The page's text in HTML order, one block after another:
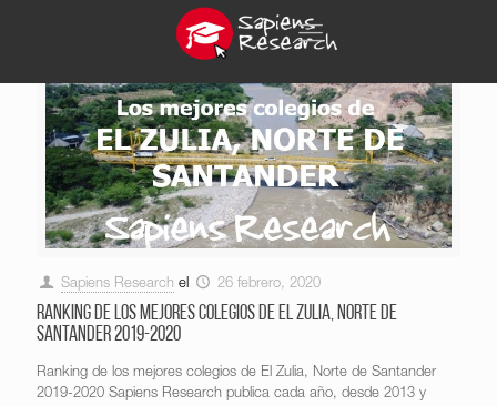
Sapiens Research el 26 febrero, 2020
Ranking de los mejores colegios de El Zulia, Norte de
Santander 2019-2020
Ranking de los mejores colegios de El Zulia, Norte de Santander
2019-2020 Sapiens Research publica cada año, desde 2013 y